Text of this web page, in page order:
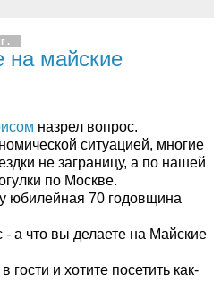
на майские
назрел вопрос.
ситуацией, многие
не заграницу, а по нашей
по Москве.
юбилейная 70 годовщина
- а что вы делаете на Майские
и хотите посетить как-